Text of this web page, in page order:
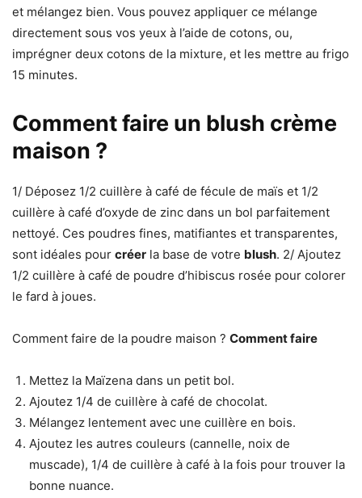
et mélangez bien. Vous pouvez appliquer ce mélange
directement sous vos yeux à l’aide de cotons, ou,
imprégner deux cotons de la mixture, et les mettre au frigo
15 minutes.
Comment faire un blush crème
maison ?
1/ Déposez 1/2 cuillère à café de fécule de maïs et 1/2
cuillère à café d’oxyde de zinc dans un bol parfaitement
nettoyé. Ces poudres fines, matifiantes et transparentes,
sont idéales pour créer la base de votre blush. 2/ Ajoutez
1/2 cuillère à café de poudre d’hibiscus rosée pour colorer
le fard à joues.
Comment faire de la poudre maison ? Comment faire
Mettez la Maïzena dans un petit bol.
Ajoutez 1/4 de cuillère à café de chocolat.
Mélangez lentement avec une cuillère en bois.
Ajoutez les autres couleurs (cannelle, noix de
muscade), 1/4 de cuillère à café à la fois pour trouver la
bonne nuance.